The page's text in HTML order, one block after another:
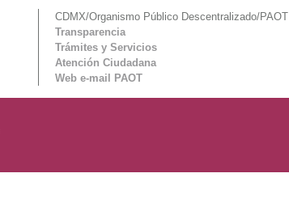
CDMX/Organismo Público Descentralizado/PAOT
Transparencia
Trámites y Servicios
Atención Ciudadana
Web e-mail PAOT